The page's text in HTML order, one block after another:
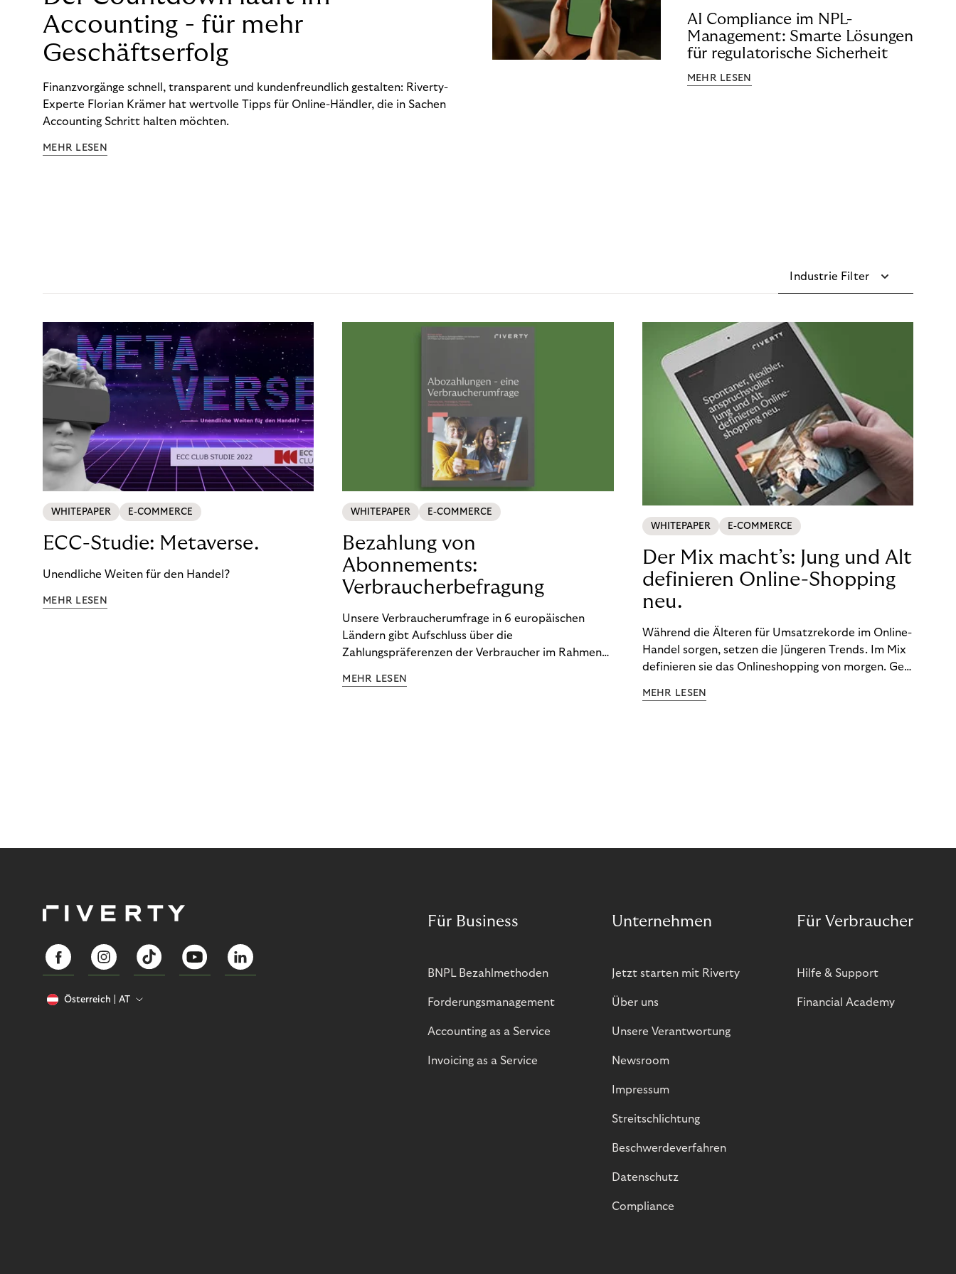
Accounting - für mehr
Geschäftserfolg
Finanzvorgänge schnell, transparent und kundenfreundlich gestalten: Riverty-
Experte Florian Krämer hat wertvolle Tipps für Online-Händler, die in Sachen
Accounting Schritt halten möchten.
MEHR LESEN
AI Compliance im NPL-
Management: Smarte Lösungen
für regulatorische Sicherheit
MEHR LESEN
Industrie Filter
WHITEPAPER E-COMMERCE
ECC-Studie: Metaverse.
Unendliche Weiten für den Handel?
MEHR LESEN
WHITEPAPER E-COMMERCE
Bezahlung von
Abonnements:
Verbraucherbefragung
Unsere Verbraucherumfrage in 6 europäischen
Ländern gibt Aufschluss über die
Zahlungspräferenzen der Verbraucher im Rahmen
Ergebnisse, um zu erfahren, wie Sie
MEHR LESEN
WHITEPAPER E-COMMERCE
Der Mix macht’s: Jung und Alt
definieren Online-Shopping
neu.
Während die Älteren für Umsatzrekorde im Online-
Handel sorgen, setzen die Jüngeren Trends. Im Mix
definieren sie das Onlineshopping von morgen. Gen
gemeinsame Leidenschaft - allerdings
MEHR LESEN
Österreich AT
Für Business
BNPL Bezahlmethoden
Forderungsmanagement
Accounting as a Service
Invoicing as a Service
Unternehmen
Jetzt starten mit Riverty
Über uns
Unsere Verantwortung
Newsroom
Impressum
Streitschlichtung
Beschwerdeverfahren
Datenschutz
Compliance
Für Verbraucher
Hilfe & Support
Financial Academy